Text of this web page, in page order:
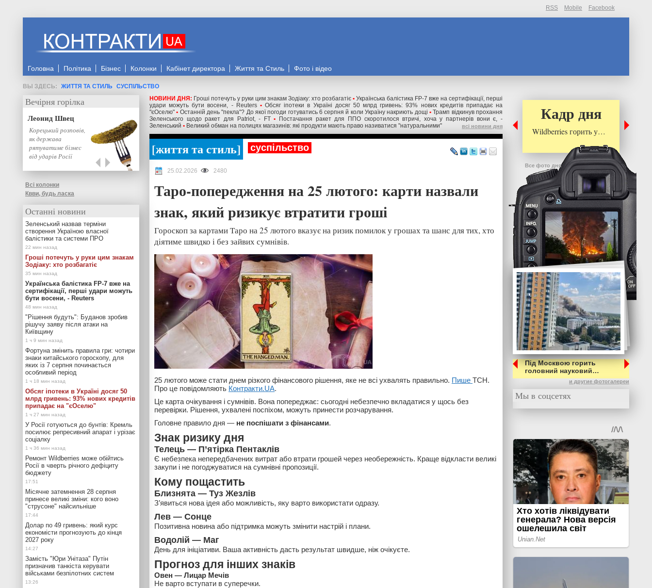
RSS Mobile Facebook
Головна Політика Бізнес Колонки Кабінет директора Життя та Стиль Фото і відео
ЖИТТЯ ТА СТИЛЬ СУСПІЛЬСТВО
НОВИНИ ДНЯ: Гроші потечуть у руки цим знакам Зодіаку: хто розбагатіє • Українська балістика FP-7 вже на сертифікації, перші
удари можуть бути восени, - Reuters • Обсяг іпотеки в Україні досяг 50 млрд гривень: 93% нових кредитів припадає на
"єОселю" • Останній день "пекла"? До якої погоди готуватись 6 серпня й коли Україну накриють дощі • Трамп відкинув прохання
Зеленського щодо ракет для Patriot, - FT •
Постачання ракет для ППО скоротилося втричі, хоча у партнерів вони є, -
Зеленський • Великий обман на полицях магазинів: які продукти мають право називатися "натуральними" всі новини дня
життя та стиль суспільство
25.02.2026 2480
Таро-попередження на 25 лютого: карти назвали
знак, який ризикує втратити гроші
Гороскоп за картами Таро на 25 лютого вказує на ризик помилок у грошах та шанс для тих, хто
діятиме швидко і без зайвих сумнівів.
25 лютого може стати днем різкого фінансового рішення, яке не всі ухвалять правильно. Пише ТСН.
Про це повідомляють Контракти.UA.
Це карта очікування і сумнівів. Вона попереджає: сьогодні небезпечно вкладатися у щось без
перевірки. Рішення, ухвалені поспіхом, можуть принести розчарування.
Головне правило дня — не поспішати з фінансами.
Знак ризику дня
Телець — П’ятірка Пентаклів
Є небезпека непередбачених витрат або втрати грошей через необережність. Краще відкласти великі
закупи і не погоджуватися на сумнівні пропозиції.
Кому пощастить
Близнята — Туз Жезлів
З’явиться нова ідея або можливість, яку варто використати одразу.
Лев — Сонце
Позитивна новина або підтримка можуть змінити настрій і плани.
Водолій — Маг
День для ініціативи. Ваша активність дасть результат швидше, ніж очікуєте.
Прогноз для інших знаків
Овен — Лицар Мечів
Не варто вступати в суперечки.
Вечірня горілка
Леонид Швец
Корецький розповів,
як держава
рятуватиме бізнес
від ударів Росії
Всі колонки
Квви, будь ласка
Останні новини
Зеленський назвав терміни
створення Україною власної
балістики та системи ПРО
Гроші потечуть у руки цим знакам
Зодіаку: хто розбагатіє
Українська балістика FP-7 вже на
сертифікації, перші удари можуть
бути восени, - Reuters
"Рішення будуть": Буданов зробив
рішучу заяву після атаки на
Київщину
Фортуна змінить правила гри: чотири
знаки китайського гороскопу, для
яких із 7 серпня починається
особливий період
Обсяг іпотеки в Україні досяг 50
млрд гривень: 93% нових кредитів
припадає на "єОселю"
У Росії готуються до бунтів: Кремль
посилює репресивний апарат і урізає
соціалку
Ремонт Wildberries може обійтись
Росії в чверть річного дефіциту
бюджету
Місячне затемнення 28 серпня
принесе великі зміни: кого воно
"струсоне" найсильніше
Долар по 49 гривень: який курс
економісти прогнозують до кінця
2027 року
Замість "Юри Унітаза" Путін
призначив танкіста керувати
військами безпілотних систем
Кадр дня
Wildberries горить у…
Все фото дня
Під Москвою горить
головний науковий…
и другие фотогалереи
Мы в соцсетях